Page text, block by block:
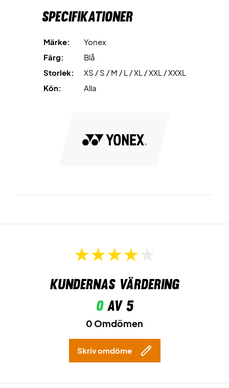
Specifikationer
Märke:
Yonex
Färg:
Blå
Storlek:
XS / S / M / L / XL / XXL / XXXL
Kön:
Alla
Kundernas värdering
0av 5
0 Omdömen
Skriv omdöme